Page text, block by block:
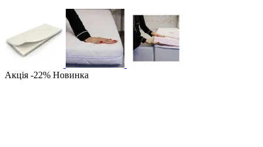
Акція -22% Новинка